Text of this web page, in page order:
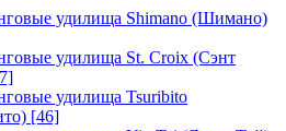
удилища Shimano (Шимано)
удилища St. Croix (Сэнт
удилища Tsuribito
[46]